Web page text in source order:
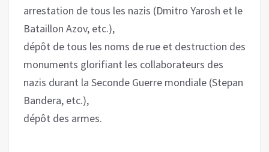
arrestation de tous les nazis (Dmitro Yarosh et le
Bataillon Azov, etc.),
dépôt de tous les noms de rue et destruction des
monuments glorifiant les collaborateurs des
nazis durant la Seconde Guerre mondiale (Stepan
Bandera, etc.),
dépôt des armes.